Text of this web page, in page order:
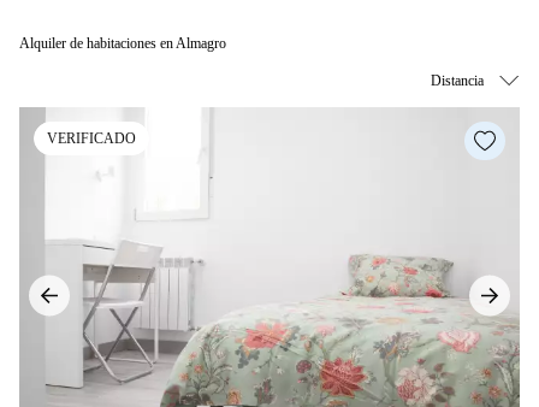
Alquiler de habitaciones en Almagro
VERIFICADO